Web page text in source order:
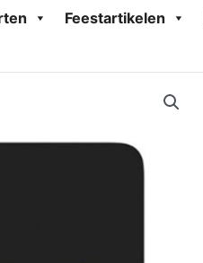
Feestartikelen